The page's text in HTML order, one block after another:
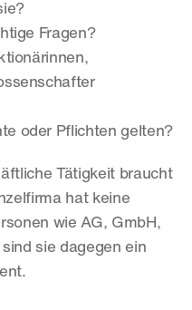
Fragen?
oder Pflichten gelten?
Tätigkeit braucht
hat keine
wie AG, GmbH,
sie dagegen ein